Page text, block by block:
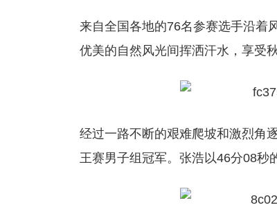
来自全国各地的76名参赛选手沿着
优美的自然风光间挥洒汗水，享受
经过一路不断的艰难爬坡和激烈角
王赛男子组冠军。张浩以46分08秒